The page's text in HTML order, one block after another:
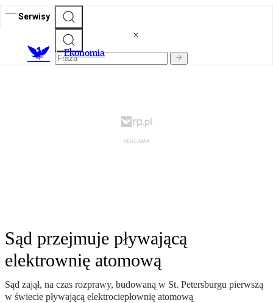
Serwisy
Ekonomia
Sąd przejmuje pływającą
elektrownię atomową
Sąd zajął, na czas rozprawy, budowaną w St. Petersburgu pierwszą
w świecie pływającą elektrociepłownię atomową